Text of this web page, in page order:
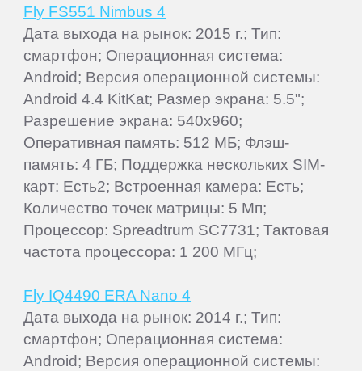
Fly FS551 Nimbus 4
Дата выхода на рынок: 2015 г.; Тип:
смартфон; Операционная система:
Android; Версия операционной системы:
Android 4.4 KitKat; Размер экрана: 5.5";
Разрешение экрана: 540x960;
Оперативная память: 512 МБ; Флэш-
память: 4 ГБ; Поддержка нескольких SIM-
карт: Есть2; Встроенная камера: Есть;
Количество точек матрицы: 5 Мп;
Процессор: Spreadtrum SC7731; Тактовая
частота процессора: 1 200 МГц;
Fly IQ4490 ERA Nano 4
Дата выхода на рынок: 2014 г.; Тип:
смартфон; Операционная система:
Android; Версия операционной системы: